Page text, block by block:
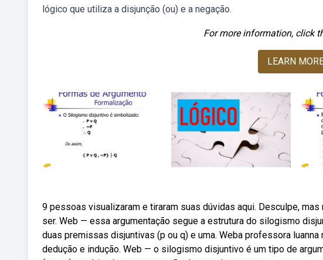
lógico que utiliza a disjunção (ou) e a negação.
For more information, click
LEARN
9 pessoas visualizaram e tiraram suas dúvidas aqui. Desculpe,
ser. Web — essa argumentação segue a estrutura do silogismo
duas premissas disjuntivas (p ou q) e uma. Weba professora
dedução e indução. Web — o silogismo disjuntivo é um tipo de